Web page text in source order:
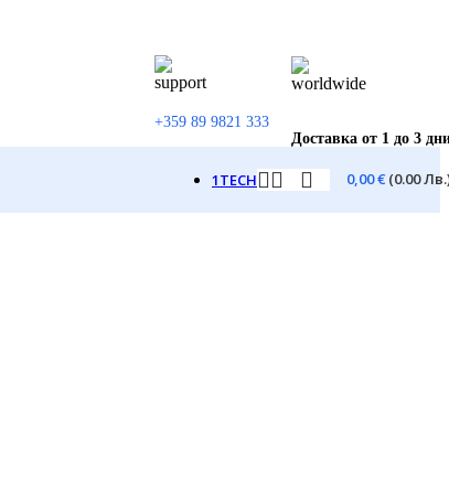
+359 89 9821 333
Доставка от 1 до 3
1TECH 0,00€ (0.00